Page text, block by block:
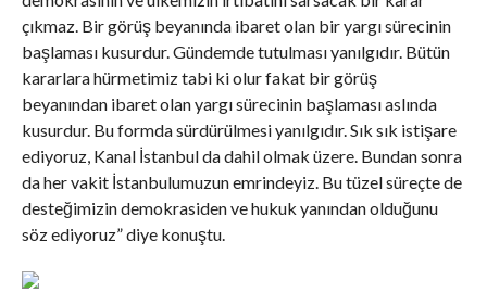
çıkmaz. Bir görüş beyanında ibaret olan bir yargı sürecinin
başlaması kusurdur. Gündemde tutulması yanılgıdır. Bütün
kararlara hürmetimiz tabi ki olur fakat bir görüş
beyanından ibaret olan yargı sürecinin başlaması aslında
kusurdur. Bu formda sürdürülmesi yanılgıdır. Sık sık istişare
ediyoruz, Kanal İstanbul da dahil olmak üzere. Bundan sonra
da her vakit İstanbulumuzun emrindeyiz. Bu tüzel süreçte de
desteğimizin demokrasiden ve hukuk yanından olduğunu
söz ediyoruz” diye konuştu.